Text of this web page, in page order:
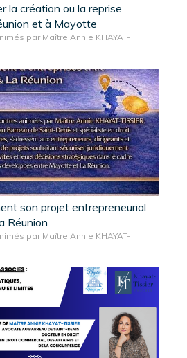
la création ou la reprise
et à Mayotte
par Maître Annie KHAYAT-
son projet entrepreneurial
Réunion
par Maître Annie KHAYAT-